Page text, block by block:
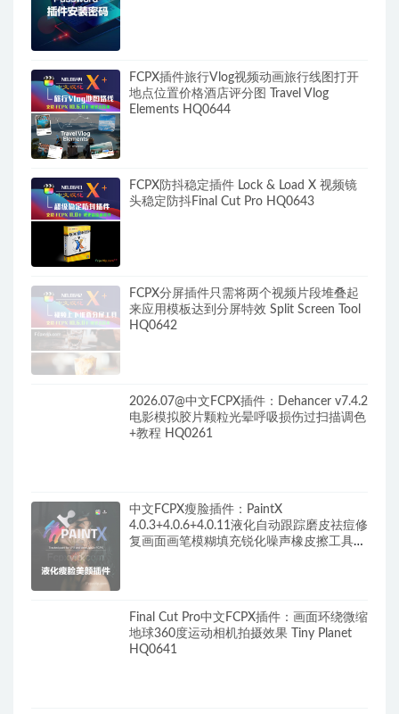
FCPX插件旅行Vlog视频动画旅行线图打开
地点位置价格酒店评分图 Travel Vlog
Elements HQ0644
FCPX防抖稳定插件 Lock & Load X 视频镜
头稳定防抖Final Cut Pro HQ0643
FCPX分屏插件只需将两个视频片段堆叠起
来应用模板达到分屏特效 Split Screen Tool
HQ0642
2026.07@中文FCPX插件：Dehancer v7.4.2
电影模拟胶片颗粒光晕呼吸损伤过扫描调色
+教程 HQ0261
中文FCPX瘦脸插件：PaintX
4.0.3+4.0.6+4.0.11液化自动跟踪磨皮祛痘修
复画面画笔模糊填充锐化噪声橡皮擦工具
Final Cut Pro中文FCPX插件：画面环绕微缩
地球360度运动相机拍摄效果 Tiny Planet
HQ0641